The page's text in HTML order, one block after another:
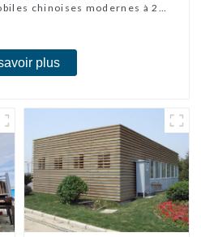
chinoises modernes à 2
plus